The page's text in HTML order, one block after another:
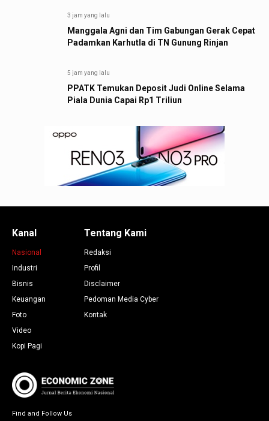
3 jam yang lalu
Manggala Agni dan Tim Gabungan Gerak Cepat
Padamkan Karhutla di TN Gunung Rinjan
5 jam yang lalu
PPATK Temukan Deposit Judi Online Selama
Piala Dunia Capai Rp1 Triliun
Kanal
Nasional
Industri
Bisnis
Keuangan
Foto
Video
Kopi Pagi
Tentang Kami
Redaksi
Profil
Disclaimer
Pedoman Media Cyber
Kontak
Find and Follow Us